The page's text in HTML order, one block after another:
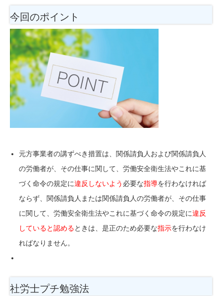
今回のポイント
元方事業者の講ずべき措置は、関係請負人および関係請負人
の労働者が、その仕事に関して、労働安全衛生法やこれに基
づく命令の規定に違反しないよう 必要な指導を行わなければ
ならず、関係請負人または関係請負人の労働者が、その仕事
に関して、労働安全衛生法やこれに基づく命令の規定に違反
していると認めるときは、是正のため必要な指示を行わなけ
ればなりません。
社労士プチ勉強法